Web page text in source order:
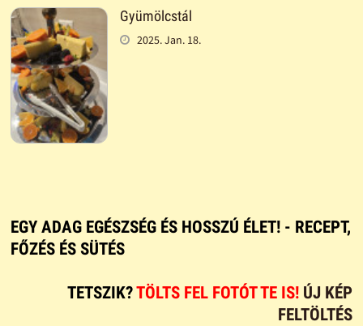
Gyümölcstál
2025. Jan. 18.
EGY ADAG EGÉSZSÉG ÉS HOSSZÚ ÉLET! - RECEPT,
FŐZÉS ÉS SÜTÉS
TETSZIK?TÖLTS FEL FOTÓT TE IS! ÚJ KÉP
FELTÖLTÉS